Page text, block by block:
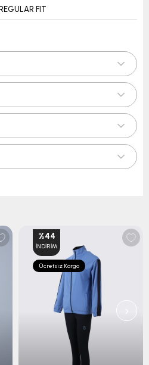
FIT
%44
İNDIRIM
Ücretsiz Kargo
›